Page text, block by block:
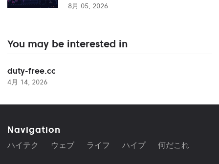
8月 05, 2026
You may be interested in
duty-free.cc
4月 14, 2026
Navigation
ハイテク ウェブ ライフ ハイプ 何だこれ